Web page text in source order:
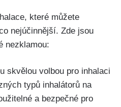
které​ můžete
nejúčinnější. ​Zde jsou
nezklamou:
skvělou volbou pro⁤ inhalaci
typů inhalátorů ‍na
a ‌bezpečné pro